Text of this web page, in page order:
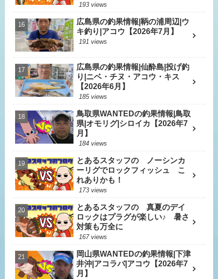
193 views
広島県の釣果情報|鞆の浦周辺|ウ
キ釣り|アコウ【2026年7月】
191 views
広島県の釣果情報|仙酔島|投げ釣
り|ニベ・チヌ・アコウ・キス
【2026年6月】
185 views
鳥取県WANTEDの釣果情報|鳥取
県|オモリグ|シロイカ【2026年7
月】
184 views
とあるスタッフの ノーシンカ
ーリグでロックフィッシュ こ
れありかも！
173 views
とあるスタッフの 真夏のデイ
ロックはプラグが楽しい♪ 暑さ
対策も万全に
167 views
岡山県WANTEDの釣果情報|下津
井沖|アコラバ|アコウ【2026年7
月】